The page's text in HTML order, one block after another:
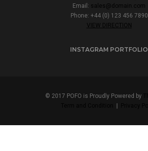
Email: sales@domain.com
Phone: +44 (0) 123 456 7890
VIEW DIRECTION
INSTAGRAM PORTFOLIO
© 2017 POFO is Proudly Powered by
|